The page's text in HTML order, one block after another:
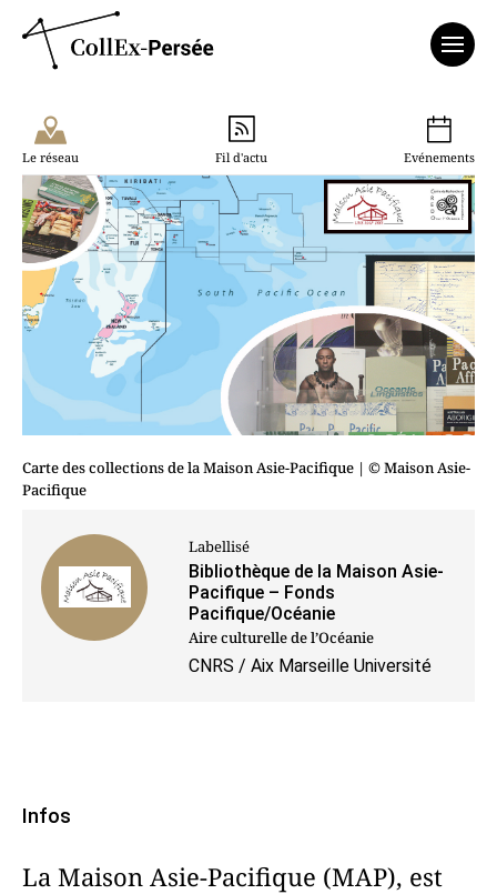
Le réseau Fil d'actu Evénements
Carte des collections de la Maison Asie-Pacifique | © Maison Asie-
Pacifique
Labellisé
Bibliothèque de la Maison Asie-
Pacifique – Fonds
Pacifique/Océanie
Aire culturelle de l’Océanie
CNRS / Aix Marseille Université
Infos
La Maison Asie-Pacifique (MAP), est